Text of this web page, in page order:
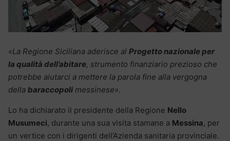
«La Regione Siciliana aderisce al Progetto nazionale per
la qualità dell’abitare, strumento finanziario prezioso che
potrebbe aiutarci a mettere la parola fine alla vergogna
della baraccopoli messinese».
Lo ha dichiarato il presidente della Regione Nello
Musumeci, durante una sua visita stamane a Messina, per
un vertice con i dirigenti dell’Azienda sanitaria provinciale.